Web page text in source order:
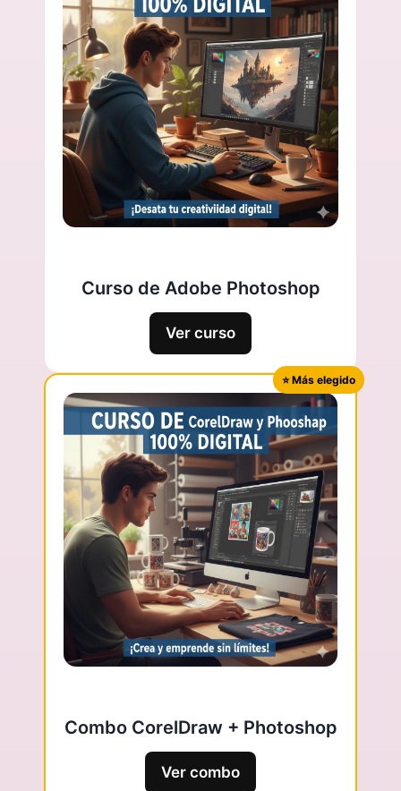
Curso de Adobe Photoshop
Ver curso
⭐ Más elegido
Combo CorelDraw + Photoshop
Ver combo